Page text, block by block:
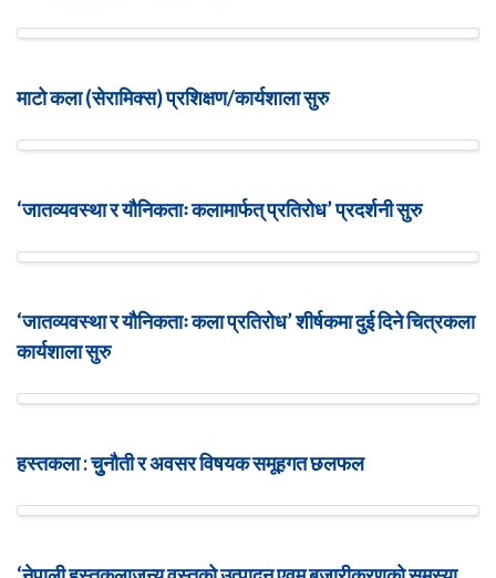
माटो कला (सेरामिक्स) प्रशिक्षण/कार्यशाला सुरु
‘जातव्यवस्था र यौनिकताः कलामार्फत् प्रतिरोध’ प्रदर्शनी सुरु
‘जातव्यवस्था र यौनिकताः कला प्रतिरोध’ शीर्षकमा दुई दिने चित्रकला
कार्यशाला सुरु
हस्तकला : चुुनौती र अवसर विषयक समूहगत छलफल